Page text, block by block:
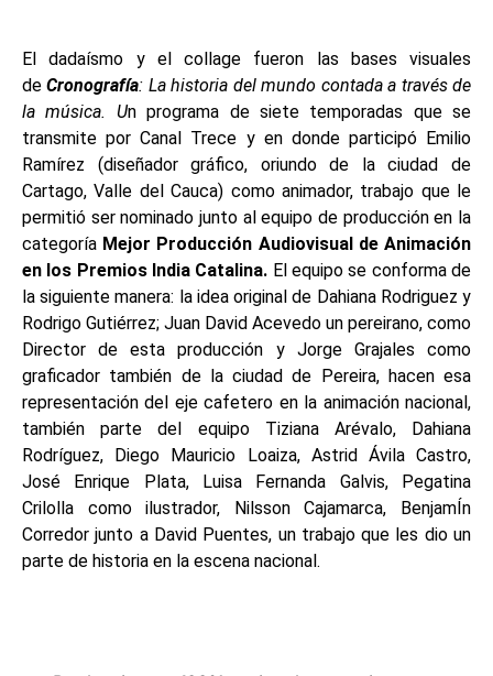
El dadaísmo y el collage fueron las bases visuales
deCronografía: La historia del mundo contada a través de
la música. Un programa de siete temporadas que se
transmite por Canal Trece y en donde participó Emilio
Ramírez (diseñador gráfico, oriundo de la ciudad de
Cartago, Valle del Cauca) como animador, trabajo que le
permitió ser nominado junto al equipo de producción en la
categoría Mejor Producción Audiovisual de Animación
en los Premios India Catalina. El equipo se conforma de
la siguiente manera: la idea original de Dahiana Rodriguez y
Rodrigo Gutiérrez; Juan David Acevedo un pereirano, como
Director de esta producción y Jorge Grajales como
graficador también de la ciudad de Pereira, hacen esa
representación del eje cafetero en la animación nacional,
también parte del equipo Tiziana Arévalo, Dahiana
Rodríguez, Diego Mauricio Loaiza, Astrid Ávila Castro,
José Enrique Plata, Luisa Fernanda Galvis, Pegatina
Crilolla como ilustrador, Nilsson Cajamarca, BenjamÍn
Corredor junto a David Puentes, un trabajo que les dio un
parte de historia en la escena nacional.